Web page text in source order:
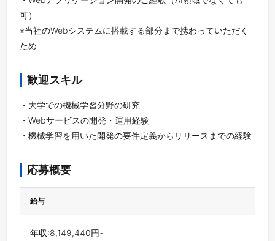
可）
※当社のWebシステムに搭載する部分まで携わっていただく
ため
歓迎スキル
・大学での機械学習分野の研究
・Webサービスの開発・運用経験
・機械学習を用いた開発の要件定義からリリースまでの経験
応募概要
給与
年収:8,149,440円~